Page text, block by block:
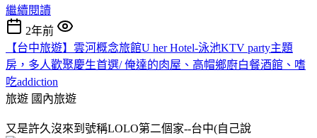
繼續閱讀
2年前
【台中旅遊】雲河概念旅館U her Hotel-泳池KTV party主題
房，多人歡聚慶生首選/ 俺達的肉屋、高帽鄉廚白餐酒館、嗜
吃addiction
旅遊 國內旅遊
又是許久沒來到號稱LOLO第二個家--台中(自己說